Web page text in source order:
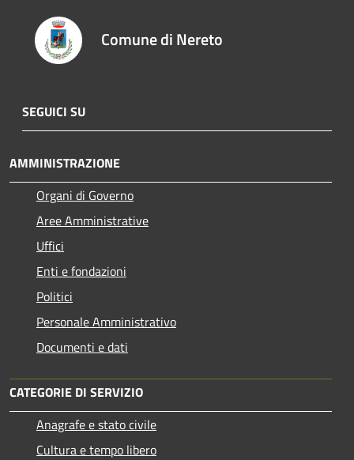
Comune di Nereto
SEGUICI SU
AMMINISTRAZIONE
Organi di Governo
Aree Amministrative
Uffici
Enti e fondazioni
Politici
Personale Amministrativo
Documenti e dati
CATEGORIE DI SERVIZIO
Anagrafe e stato civile
Cultura e tempo libero